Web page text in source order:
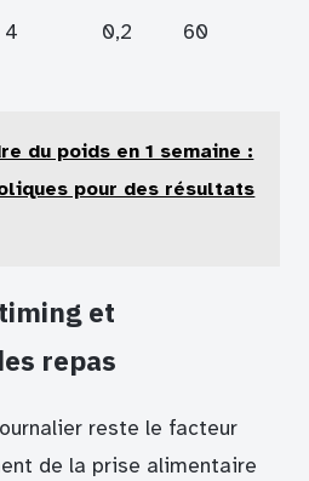
4 0,2 60
du poids en 1 semaine :
pour des résultats
et
repas
reste le facteur
de la prise alimentaire